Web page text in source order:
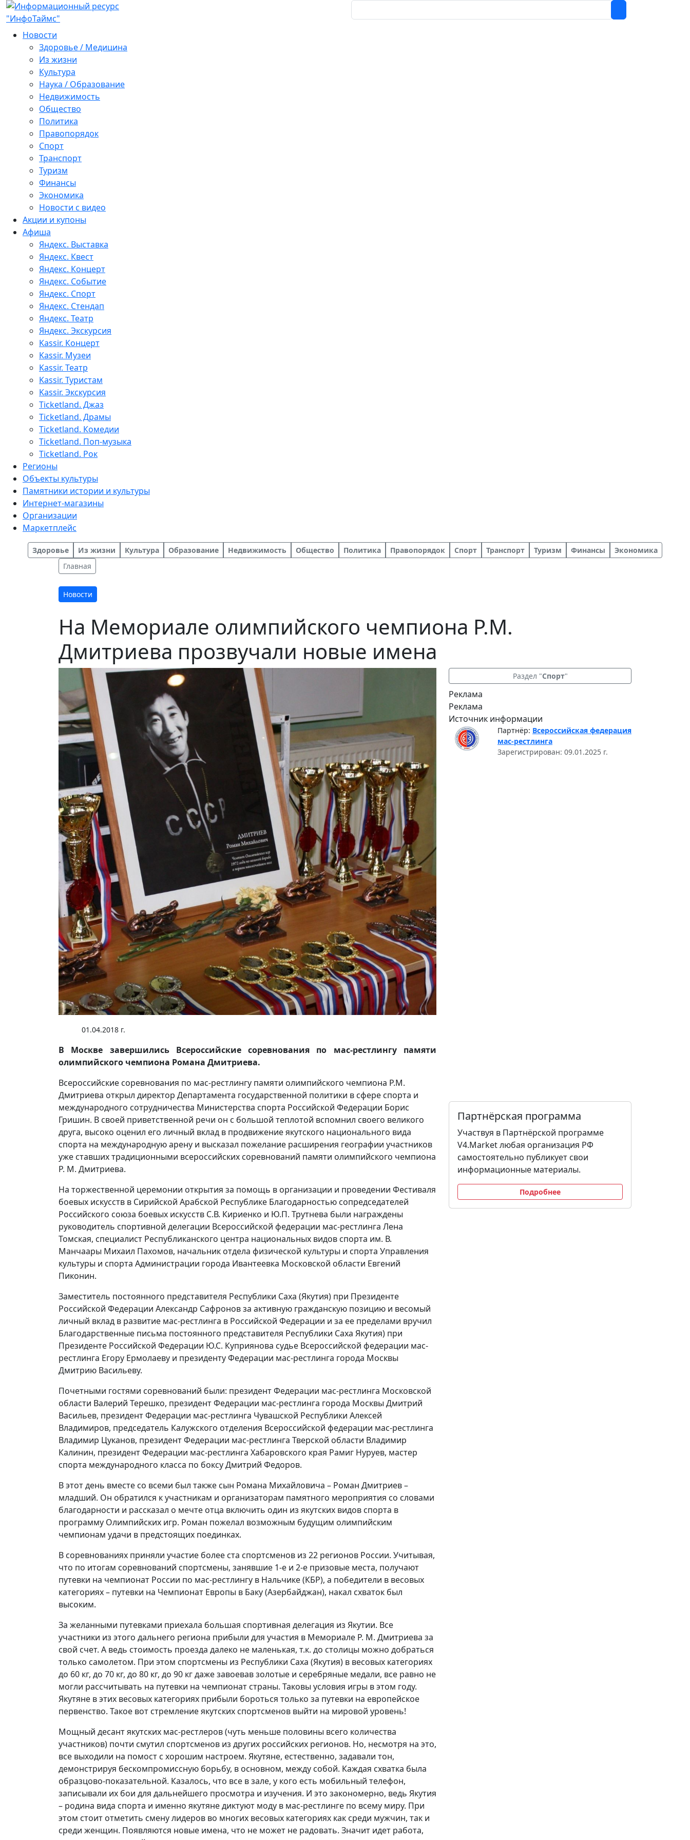
Новости
Здоровье / Медицина
Из жизни
Культура
Наука / Образование
Недвижимость
Общество
Политика
Правопорядок
Спорт
Транспорт
Туризм
Финансы
Экономика
Новости с видео
Акции и купоны
Афиша
Яндекс. Выставка
Яндекс. Квест
Яндекс. Концерт
Яндекс. Событие
Яндекс. Спорт
Яндекс. Стендап
Яндекс. Театр
Яндекс. Экскурсия
Kassir. Концерт
Kassir. Музеи
Kassir. Театр
Kassir. Туристам
Kassir. Экскурсия
Ticketland. Джаз
Ticketland. Драмы
Ticketland. Комедии
Ticketland. Поп-музыка
Ticketland. Рок
Регионы
Объекты культуры
Памятники истории и культуры
Интернет-магазины
Организации
Маркетплейс
Здоровье Из жизни Культура Образование Недвижимость Общество Политика Правопорядок Спорт Транспорт Туризм Финансы
Экономика
Главная
Новости
На Мемориале олимпийского чемпиона Р.М.
Дмитриева прозвучали новые имена
01.04.2018 г.
В Москве завершились Всероссийские соревнования по мас-рестлингу памяти
олимпийского чемпиона Романа Дмитриева.
Всероссийские соревнования по мас-рестлингу памяти олимпийского чемпиона Р.М.
Дмитриева открыл директор Департамента государственной политики в сфере спорта и
международного сотрудничества Министерства спорта Российской Федерации Борис
Гришин. В своей приветственной речи он с большой теплотой вспомнил своего великого
друга, высоко оценил его личный вклад в продвижение якутского национального вида
спорта на международную арену и высказал пожелание расширения географии участников
уже ставших традиционными всероссийских соревнований памяти олимпийского чемпиона
Р. М. Дмитриева.
На торжественной церемонии открытия за помощь в организации и проведении Фестиваля
боевых искусств в Сирийской Арабской Республике Благодарностью сопредседателей
Российского союза боевых искусств С.В. Кириенко и Ю.П. Трутнева были награждены
руководитель спортивной делегации Всероссийской федерации мас-рестлинга Лена
Томская, специалист Республиканского центра национальных видов спорта им. В.
Манчаары Михаил Пахомов, начальник отдела физической культуры и спорта Управления
культуры и спорта Администрации города Ивантеевка Московской области Евгений
Пиконин.
Заместитель постоянного представителя Республики Саха (Якутия) при Президенте
Российской Федерации Александр Сафронов за активную гражданскую позицию и весомый
личный вклад в развитие мас-рестлинга в Российской Федерации и за ее пределами вручил
Благодарственные письма постоянного представителя Республики Саха Якутия) при
Президенте Российской Федерации Ю.С. Куприянова судье Всероссийской федерации мас-
рестлинга Егору Ермолаеву и президенту Федерации мас-рестлинга города Москвы
Дмитрию Васильеву.
Почетными гостями соревнований были: президент Федерации мас-рестлинга Московской
области Валерий Терешко, президент Федерации мас-рестлинга города Москвы Дмитрий
Васильев, президент Федерации мас-рестлинга Чувашской Республики Алексей
Владимиров, председатель Калужского отделения Всероссийской федерации мас-рестлинга
Владимир Цуканов, президент Федерации мас-рестлинга Тверской области Владимир
Калинин, президент Федерации мас-рестлинга Хабаровского края Рамиг Нуруев, мастер
спорта международного класса по боксу Дмитрий Федоров.
В этот день вместе со всеми был также сын Романа Михайловича – Роман Дмитриев –
младший. Он обратился к участникам и организаторам памятного мероприятия со словами
благодарности и рассказал о мечте отца включить один из якутских видов спорта в
программу Олимпийских игр. Роман пожелал возможным будущим олимпийским
чемпионам удачи в предстоящих поединках.
В соревнованиях приняли участие более ста спортсменов из 22 регионов России. Учитывая,
что по итогам соревнований спортсмены, занявшие 1-е и 2-е призовые места, получают
путевки на чемпионат России по мас-рестлингу в Нальчике (КБР), а победители в весовых
категориях – путевки на Чемпионат Европы в Баку (Азербайджан), накал схваток был
высоким.
За желанными путевками приехала большая спортивная делегация из Якутии. Все
участники из этого дальнего региона прибыли для участия в Мемориале Р. М. Дмитриева за
свой счет. А ведь стоимость проезда далеко не маленькая, т.к. до столицы можно добраться
только самолетом. При этом спортсмены из Республики Саха (Якутия) в весовых категориях
до 60 кг, до 70 кг, до 80 кг, до 90 кг даже завоевав золотые и серебряные медали, все равно не
могли рассчитывать на путевки на чемпионат страны. Таковы условия игры в этом году.
Якутяне в этих весовых категориях прибыли бороться только за путевки на европейское
первенство. Такое вот стремление якутских спортсменов выйти на мировой уровень!
Мощный десант якутских мас-рестлеров (чуть меньше половины всего количества
участников) почти смутил спортсменов из других российских регионов. Но, несмотря на это,
все выходили на помост с хорошим настроем. Якутяне, естественно, задавали тон,
демонстрируя бескомпромиссную борьбу, в основном, между собой. Каждая схватка была
образцово-показательной. Казалось, что все в зале, у кого есть мобильный телефон,
записывали их бои для дальнейшего просмотра и изучения. И это закономерно, ведь Якутия
– родина вида спорта и именно якутяне диктуют моду в мас-рестлинге по всему миру. При
этом стоит отметить смену лидеров во многих весовых категориях как среди мужчин, так и
среди женщин. Появляются новые имена, что не может не радовать. Значит идет работа,
Раздел "Спорт"
Реклама
Реклама
Источник информации
Партнёр: Всероссийская федерация
мас-рестлинга
Зарегистрирован: 09.01.2025 г.
Партнёрская программа
Участвуя в Партнёрской программе
V4.Market любая организация РФ
самостоятельно публикует свои
информационные материалы.
Подробнее